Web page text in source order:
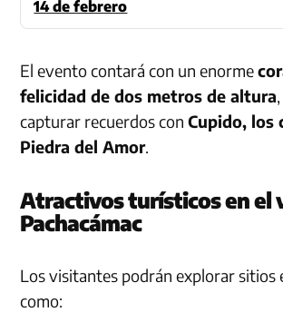
14 de febrero
El evento contará con un enorme
felicidad de dos metros de altura
capturar recuerdos conCupido, los
Piedra del Amor.
Atractivos turísticos en el
Pachacámac
Los visitantes podrán explorar sitios
como: